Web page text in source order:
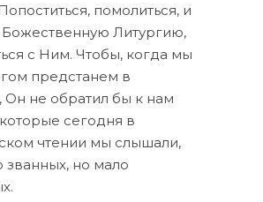
помолиться, и
Литургию,
с Ним. Чтобы, когда мы
предстанем в
Он не обратил бы к нам
сегодня в
чтении мы слышали,
званных, но мало